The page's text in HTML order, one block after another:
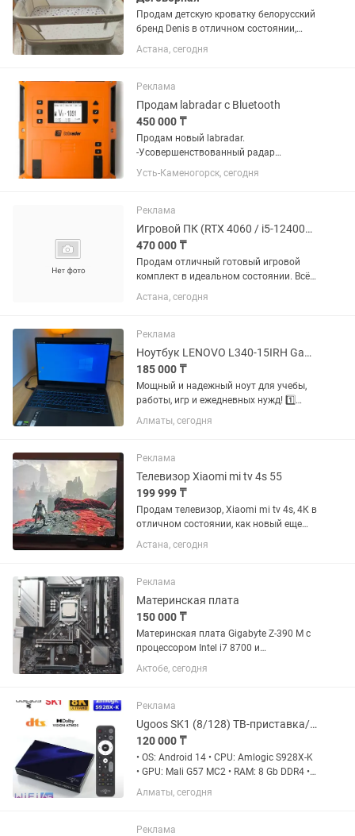
Продам детскую кроватку белорусский
бренд Denis в отличном состоянии,
электронная качалка с пультом
управления, блютуз, мелодии, матрас в
Астана, сегодня
Реклама
Продам labradаr с Bluetooth
450 000 ₸
Продам новый labradar.
-Усовершенствованный радар
слежения -Отслеживает пули на
расстоянии до 100 ярдов. -До 100
-Записывает скорость от 65 до 3900
кадров в...
Усть-Каменогорск, сегодня
Реклама
Игровой ПК (RTX 4060 / i5-12400F / 4TB) 2K Монитор и Периферия
470 000 ₸
Продам отличный готовый игровой
комплект в идеальном состоянии. Всё
собиралось и настраивалось для себя,
работает абсолютно тихо, без
Справляемся с любыми
современными...
Астана, сегодня
Реклама
Ноутбук LENOVO L340-15IRH Gaming (i5 /GTX1650 /16gb /SSD 500gb /HDD 1tb)
185 000 ₸
Мощный и надежный ноут для учебы,
работы, игр и ежедневных нужд! 1️⃣
ХАРАКТЕРИСТИКИ | Процессор: Intel
Core i5-9300H 4.10 GHz | Видеокарта:
встроенная Intel UHD...
Алматы, сегодня
Реклама
Телевизор Xiaomi mi tv 4s 55
199 999 ₸
Продам телевизор, Xiaomi mi tv 4s, 4К в
отличном состоянии, как новый еще
заводские пленки по краям тв, коробка
от тв. Самовывоз, доставки нет
пикселей с поддержкой...
Астана, сегодня
Реклама
Материнская плата
150 000 ₸
Материнская плата Gigabyte Z-390 M с
процессором Intel i7 8700 и
оперативной памятью DDR 4 с
частотой 3200 MHz., 32 гб и сетевым
комплектующие в идеальном
состоянии....
Актобе, сегодня
Реклама
Ugoos SK1 (8/128) ТВ-приставка/TV-Box
120 000 ₸
• OS: Android 14 • CPU: Amlogic S928X-K
• GPU: Mali G57 MC2 • RAM: 8 Gb DDR4 •
ROM: 128 Gb eMMC • Network: Wi-Fi 6
(802.11 ax) 2.4GHz/5GHz, 2x2 MIMO,
1xHDMI 2.1a,...
Алматы, сегодня
Реклама